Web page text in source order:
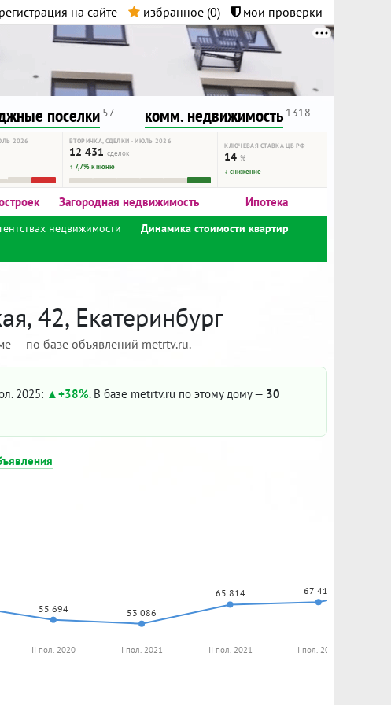
регистрация на сайте избранное (0) мои проверки
поселки 57 комм. недвижимость 1318
2026 ВТОРИЧКА, СДЕЛКИ · ИЮЛЬ 2026
12 431 сделок
↑ 7,7% к июню
КЛЮЧЕВАЯ СТАВКА ЦБ РФ
14%
↓ снижение
Загородная недвижимость Ипотека
недвижимости
Динамика стоимости квартир
42, Екатеринбург
— по базе объявлений metrtv.ru.
2025: +38%. В базе metrtv.ru по этому дому — 30
55 694 53 086
65 814 67 416
II пол. 2020 I пол. 2021 II пол. 2021 I пол. 2022